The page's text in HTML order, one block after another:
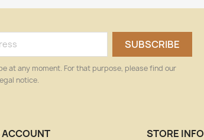
at any moment. For that purpose, please find our
notice.
ACCOUNT STORE